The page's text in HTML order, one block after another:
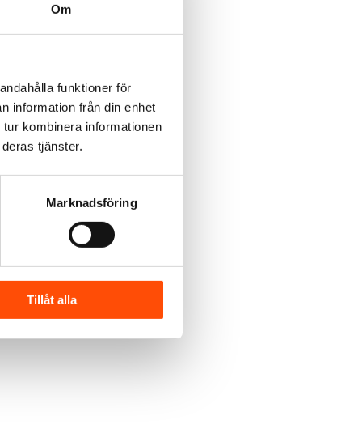
Om
funktioner för
information från din enhet
kombinera informationen
tjänster.
Marknadsföring
Tillåt alla